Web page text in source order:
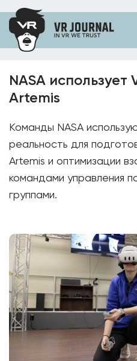
NASA использует
Artemis
Команды NASA
реальность для
Artemis и оптимизации
командами управления
группами.